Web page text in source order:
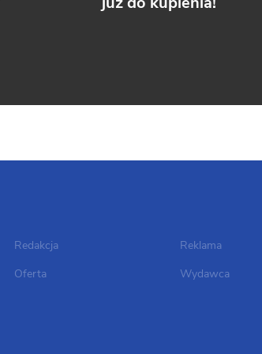
Redakcja
Oferta
Reklama
Wydawca